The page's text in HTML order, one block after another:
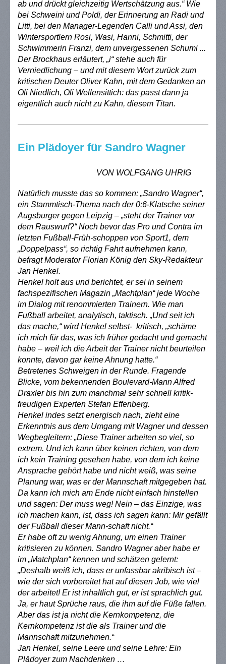
ab und drückt gleichzeitig Wertschätzung aus.“ Wie
bei Schweini und Poldi, der Erinnerung an Radi und
Litti, bei den Manager-Legenden Calli und Assi, den
Wintersportlern Rosi, Wasi, Hanni, Schmitti, der
Schwimmerin Franzi, dem unvergessenen Schumi ...
Der Brockhaus erläutert, „i“ stehe auch für
Verniedlichung – und mit diesem Wort zurück zum
kritischen Deuter Oliver Kahn, mit dem Gedanken an
Oli Niedlich, Oli Wellensittich: das passt dann ja
eigentlich auch nicht zu Kahn, diesem Titan.
Ein Plädoyer für Sandro Wagner
VON WOLFGANG UHRIG
Natürlich musste das so kommen: „Sandro Wagner“,
ein Stammtisch-Thema nach der 0:6-Klatsche seiner
Augsburger gegen Leipzig – „steht der Trainer vor
dem Rauswurf?“ Noch bevor das Pro und Contra im
letzten Fußball-Früh-schoppen von Sport1, dem
„Doppelpass“, so richtig Fahrt aufnehmen kann,
befragt Moderator Florian König den Sky-Redakteur
Jan Henkel.
Henkel holt aus und berichtet, er sei in seinem
fachspezifischen Magazin „Machtplan“ jede Woche
im Dialog mit renommierten Trainern. Wie man
Fußball arbeitet, analytisch, taktisch. „Und seit ich
das mache,“ wird Henkel selbst- kritisch, „schäme
ich mich für das, was ich früher gedacht und gemacht
habe – weil ich die Arbeit der Trainer nicht beurteilen
konnte, davon gar keine Ahnung hatte.“
Betretenes Schweigen in der Runde. Fragende
Blicke, vom bekennenden Boulevard-Mann Alfred
Draxler bis hin zum manchmal sehr schnell kritik-
freudigen Experten Stefan Effenberg.
Henkel indes setzt energisch nach, zieht eine
Erkenntnis aus dem Umgang mit Wagner und dessen
Wegbegleitern: „Diese Trainer arbeiten so viel, so
extrem. Und ich kann über keinen richten, von dem
ich kein Training gesehen habe, von dem ich keine
Ansprache gehört habe und nicht weiß, was seine
Planung war, was er der Mannschaft mitgegeben hat.
Da kann ich mich am Ende nicht einfach hinstellen
und sagen: Der muss weg! Nein – das Einzige, was
ich machen kann, ist, dass ich sagen kann: Mir gefällt
der Fußball dieser Mann-schaft nicht.“
Er habe oft zu wenig Ahnung, um einen Trainer
kritisieren zu können. Sandro Wagner aber habe er
im „Matchplan“ kennen und schätzen gelernt:
„Deshalb weiß ich, dass er unfassbar akribisch ist –
wie der sich vorbereitet hat auf diesen Job, wie viel
der arbeitet! Er ist inhaltlich gut, er ist sprachlich gut.
Ja, er haut Sprüche raus, die ihm auf die Füße fallen.
Aber das ist ja nicht die Kernkompetenz, die
Kernkompetenz ist die als Trainer und die
Mannschaft mitzunehmen.“
Jan Henkel, seine Leere und seine Lehre: Ein
Plädoyer zum Nachdenken …